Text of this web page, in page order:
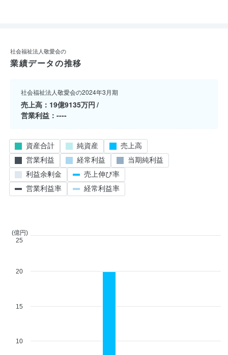
社会福祉法人敬愛会の
業績データの推移
社会福祉法人敬愛会の2024年3月期
売上高
19億9135万円
営業利益
----
10
15
20
(億円)
25
資産合計 純資産
売上高
営業利益
経常利益
当期純利益
利益余剰金
売上伸び率
営業利益率
経常利益率